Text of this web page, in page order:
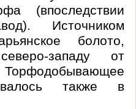
(впоследствии
Источником
болото,
западу от
также в